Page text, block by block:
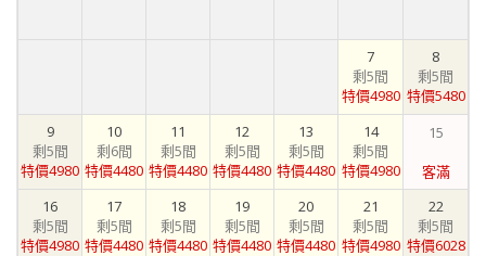
7
剩5間
特價4980
8
剩5間
特價5480
9
剩5間
特價4980
10
剩6間
特價4480
11
剩5間
特價4480
12
剩5間
特價4480
13
剩5間
特價4480
14
剩5間
特價4980
15
客滿
16
剩5間
特價4980
17
剩5間
特價4480
18
剩5間
特價4480
19
剩5間
特價4480
20
剩5間
特價4480
21
剩5間
特價4980
22
剩5間
特價6028